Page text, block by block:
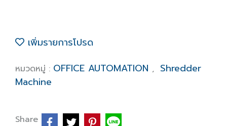
เพิ่มรายการโปรด
หมวดหมู่ : OFFICE AUTOMATION , Shredder
Machine
Share